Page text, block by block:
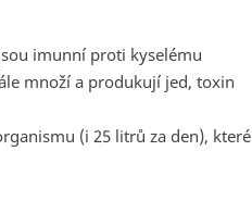
imunní proti kyselému
množí a produkují jed, toxin
(i 25 litrů za den), které